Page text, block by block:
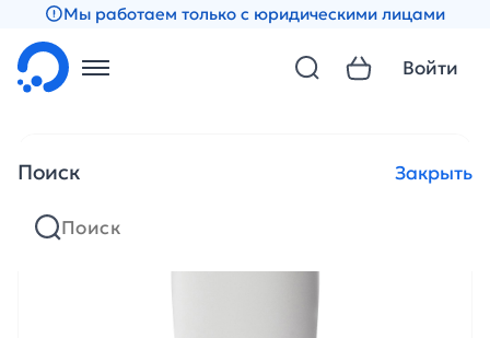
Мы работаем только с юридическими лицами
Поиск Закрыть
Войти